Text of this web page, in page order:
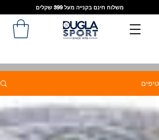
משלוח חינם בקנייה מעל 399 שקלים
טיפים